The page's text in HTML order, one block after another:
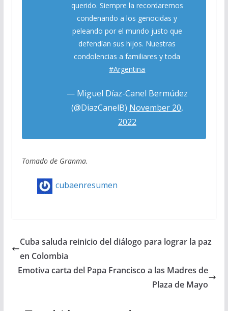
querido. Siempre la recordaremos
condenando a los genocidas y
peleando por el mundo justo que
defendían sus hijos. Nuestras
condolencias a familiares y toda
#Argentina
— Miguel Díaz-Canel Bermúdez
(@DiazCanelB) November 20,
2022
Tomado de Granma.
cubaenresumen
Cuba saluda reinicio del diálogo para lograr la paz
en Colombia
Emotiva carta del Papa Francisco a las Madres de
Plaza de Mayo